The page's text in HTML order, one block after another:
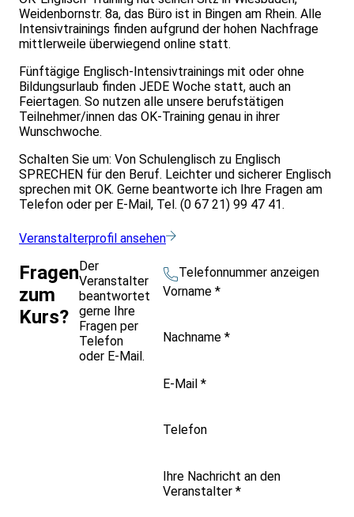
Weidenbornstr. 8a, das Büro ist in Bingen am Rhein. Alle
Intensivtrainings finden aufgrund der hohen Nachfrage
mittlerweile überwiegend online statt.
Fünftägige Englisch-Intensivtrainings mit oder ohne
Bildungsurlaub finden JEDE Woche statt, auch an
Feiertagen. So nutzen alle unsere berufstätigen
Teilnehmer/innen das OK-Training genau in ihrer
Wunschwoche.
Schalten Sie um: Von Schulenglisch zu Englisch
SPRECHEN für den Beruf. Leichter und sicherer Englisch
sprechen mit OK. Gerne beantworte ich Ihre Fragen am
Telefon oder per E-Mail, Tel. (0 67 21) 99 47 41.
Veranstalterprofil ansehen
Fragen
zum
Kurs?
Der
Veranstalter
beantwortet
gerne Ihre
Fragen per
Telefon
oder E-Mail.
Telefonnummer anzeigen
Vorname *
Nachname *
E-Mail *
Telefon
Ihre Nachricht an den
Veranstalter *